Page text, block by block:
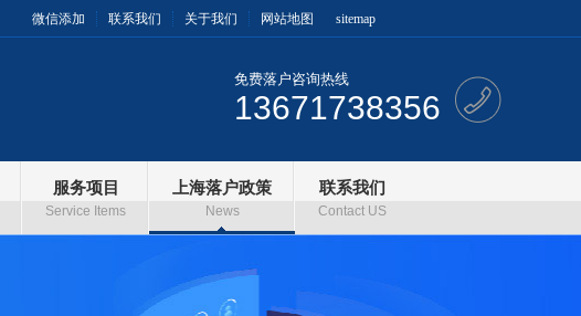
微信添加 联系我们 关于我们 网站地图 sitemap
免费落户咨询热线
13671738356
服务项目
Service Items
上海落户政策
News
联系我们
Contact US